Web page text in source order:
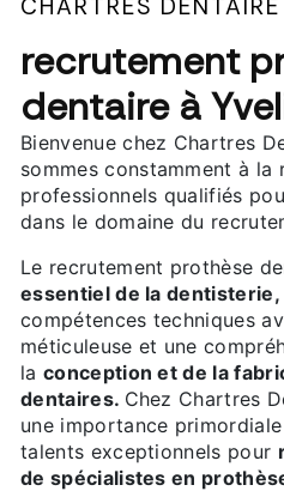
CHARTRES DENTAIRE
recrutement
dentaire à
Bienvenue chez Chartres
sommes constamment à la
professionnels qualifiés
dans le domaine du
Le recrutement prothèse
essentiel de la dentisterie,
compétences techniques
méticuleuse et une
la conception et de la
dentaires. Chez Chartres
une importance
talents exceptionnels pour
de spécialistes en